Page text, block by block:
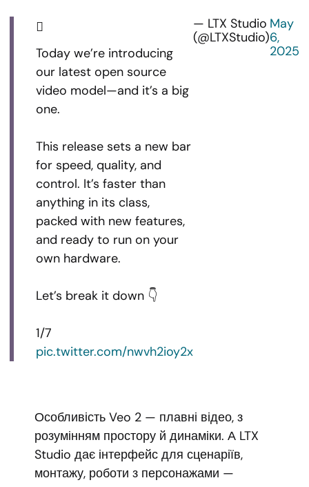
Today we’re introducing
our latest open source
video model—and it’s a big
one.
This release sets a new bar
for speed, quality, and
control. It’s faster than
anything in its class,
packed with new features,
and ready to run on your
own hardware.
Let’s break it down 👇
1/7
pic.twitter.com/nwvh2ioy2x
— LTX Studio
(@LTXStudio)
May
6,
2025
Особливість Veo 2 — плавні відео, з
розумінням простору й динаміки. А LTX
Studio дає інтерфейс для сценаріїв,
монтажу, роботи з персонажами —